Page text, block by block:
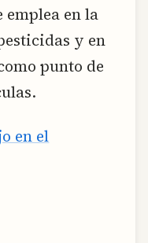
emplea en la
y en
punto de
en el